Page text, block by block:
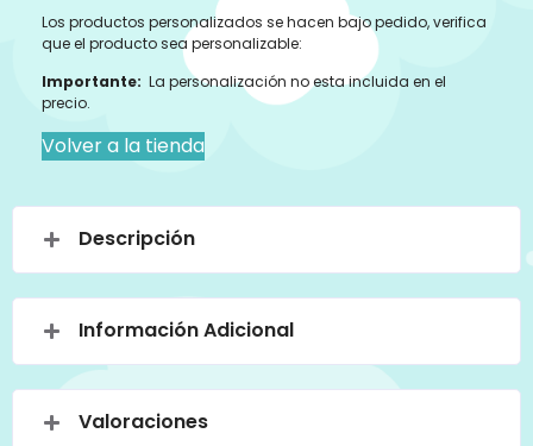
Los productos personalizados se hacen bajo pedido, verifica
que el producto sea personalizable:
Importante: La personalización no esta incluida en el
precio.
Volver a la tienda
Descripción
Información Adicional
Valoraciones